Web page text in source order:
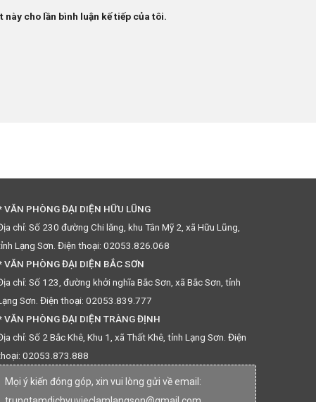
cho lần bình luận kế tiếp của tôi.
VĂN PHÒNG ĐẠI DIỆN HỮU LŨNG
chỉ: Số 230 đường Chi lăng, khu Tân Mỹ 2, xã Hữu Lũng,
Lạng Sơn. Điện thoại: 02053.826.068
VĂN PHÒNG ĐẠI DIỆN BẮC SƠN
chỉ: Số 123, đường khởi nghĩa Bắc Sơn, xã Bắc Sơn, tỉnh
Sơn. Điện thoại: 02053.839.777
VĂN PHÒNG ĐẠI DIỆN TRÀNG ĐỊNH
chỉ: Số 2 Bắc Khê, Khu 1, xã Thất Khê, tỉnh Lạng Sơn. Điện
02053.873.888
Mọi ý kiến đóng góp, xin vui lòng gửi về email: